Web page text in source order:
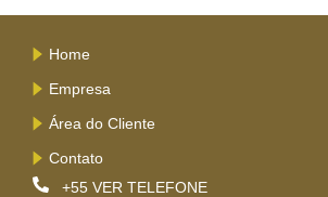
Home
Empresa
Área do Cliente
Contato
+55 VER TELEFONE